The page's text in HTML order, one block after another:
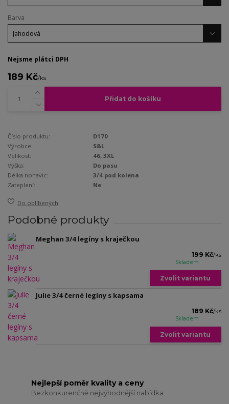
Barva
Nejsme plátci DPH
189 Kč/ks
Přidat do košíku
Číslo produktu:
D170
Výrobce:
S&L
Velikost:
46, 3XL
Výška:
Do pasu
Délka nohavic:
3/4 pod kolena
Zateplení:
Ne
Do oblíbených
Podobné produkty
Meghan 3/4 legíny s kraječkou
199 Kč/ks
Skladem
Zvolit variantu
Julie 3/4 černé legíny s kapsama
189 Kč/ks
Skladem
Zvolit variantu
Nejlepší poměr kvality a ceny
Bezkonkurenčně nejvýhodnější nabídka